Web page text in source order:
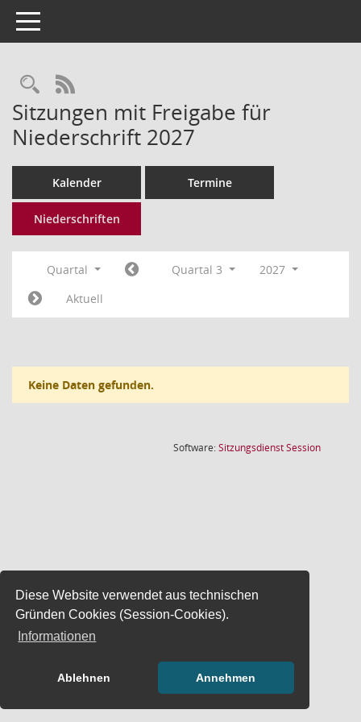
Diese Website verwendet aus technischen
Gründen Cookies (Session-Cookies).
Informationen
Ablehnen Annehmen
Toggle navigation
Rechercheauswahl
RSS-Feed
Sitzungen mit Freigabe für
Niederschrift 2027
Kalender Termine
Niederschriften
Quartal Quartal 3
2027
Aktuell
Keine Daten gefunden.
Software:SitzungsdienstSession(Wird in